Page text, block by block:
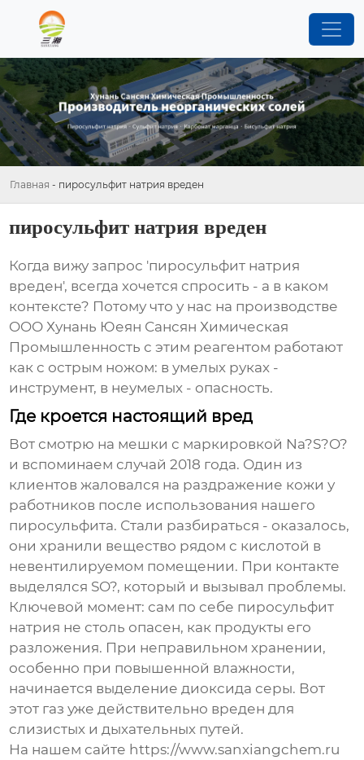
Главная - пиросульфит натрия вреден
пиросульфит натрия вреден
Когда вижу запрос 'пиросульфит натрия
вреден', всегда хочется спросить - а в каком
контексте? Потому что у нас на производстве
OOO Хунань Юеян Сансян Химическая
Промышленность с этим реагентом работают
как с острым ножом: в умелых руках -
инструмент, в неумелых - опасность.
Где кроется настоящий вред
Вот смотрю на мешки с маркировкой Na?S?O?
и вспоминаем случай 2018 года. Один из
клиентов жаловался на раздражение кожи у
работников после использования нашего
пиросульфита. Стали разбираться - оказалось,
они хранили вещество рядом с кислотой в
невентилируемом помещении. При контакте
выделялся SO?, который и вызывал проблемы.
Ключевой момент: сам по себе пиросульфит
натрия не столь опасен, как продукты его
разложения. При неправильном хранении,
особенно при повышенной влажности,
начинается выделение диоксида серы. Вот
этот газ уже действительно вреден для
слизистых и дыхательных путей.
На нашем сайте https://www.sanxiangchem.ru